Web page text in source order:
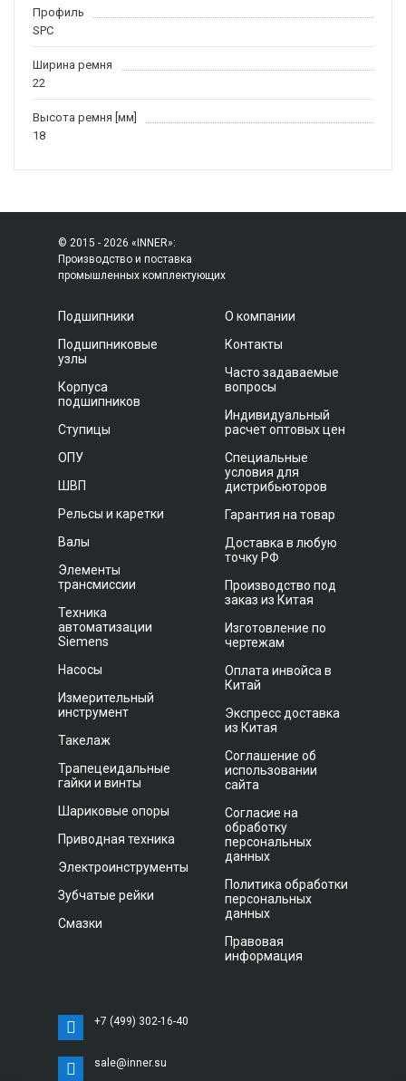
Профиль
SPC
Ширина ремня
22
Высота ремня [мм]
18
© 2015 - 2026 «INNER»:
Производство и поставка
промышленных комплектующих
Подшипники
Подшипниковые
узлы
Корпуса
подшипников
Ступицы
ОПУ
ШВП
Рельсы и каретки
Валы
Элементы
трансмиссии
Техника
автоматизации
Siemens
Насосы
Измерительный
инструмент
Такелаж
Трапецеидальные
гайки и винты
Шариковые опоры
Приводная техника
Электроинструменты
Зубчатые рейки
Смазки
О компании
Контакты
Часто задаваемые
вопросы
Индивидуальный
расчет оптовых цен
Специальные
условия для
дистрибьюторов
Гарантия на товар
Доставка в любую
точку РФ
Производство под
заказ из Китая
Изготовление по
чертежам
Оплата инвойса в
Китай
Экспресс доставка
из Китая
Соглашение об
использовании
сайта
Согласие на
обработку
персональных
данных
Политика обработки
персональных
данных
Правовая
информация
+7 (499) 302-16-40
sale@inner.su